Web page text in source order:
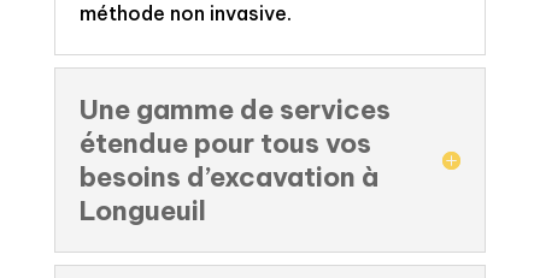
méthode non invasive.
Une gamme de services
étendue pour tous vos
besoins d’excavation à
Longueuil